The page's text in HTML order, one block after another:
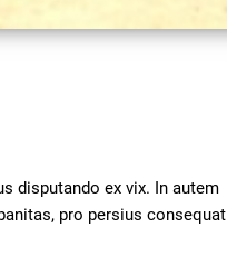
disputando ex vix. In autem
pro persius consequat